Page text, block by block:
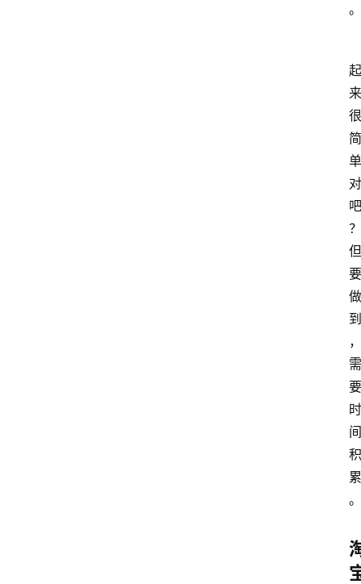
。
起
来
很
简
单
对
吧
？
但
要
做
到
，
需
要
时
间
积
累
。